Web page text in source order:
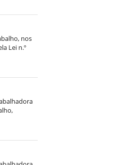
nos
Lei n.º